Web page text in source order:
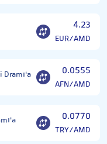
4.23
EUR/AMD
0.0555
AFN/AMD
0.0770
TRY/AMD